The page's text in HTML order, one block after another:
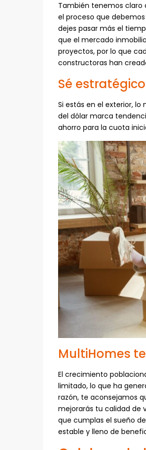
También tenemos claro
el proceso que
dejes pasar más el
que el mercado
proyectos, por lo que
constructoras han
Sé estratégico
Si estás en el exterior,
del dólar marca
ahorro para la cuota
MultiHomes
El crecimiento
limitado, lo que ha
razón, te aconsejamos
mejorarás tu calidad de
que cumplas el sueño
estable y lleno de